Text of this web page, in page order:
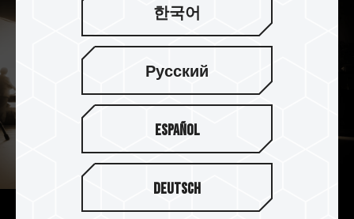
한국어
Русский
Español
Deutsch